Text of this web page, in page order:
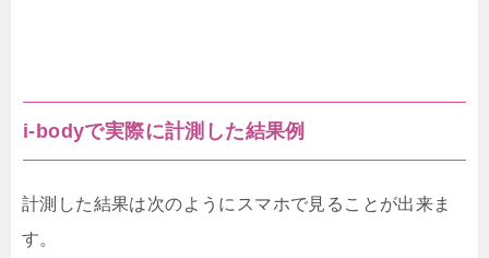
i-bodyで実際に計測した結果例
計測した結果は次のようにスマホで見ることが出来ま
す。